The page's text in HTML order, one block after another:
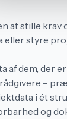
at stille
eller styre
af dem,
–
i ét
og